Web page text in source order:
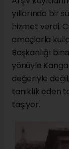
yıllarında bir
hizmet verdi.
amaçlarla
Başkanlığı
yönüyle
değeriyle
tanıklık eden
taşıyor.